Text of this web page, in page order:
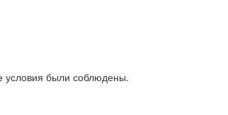
условия были соблюдены.